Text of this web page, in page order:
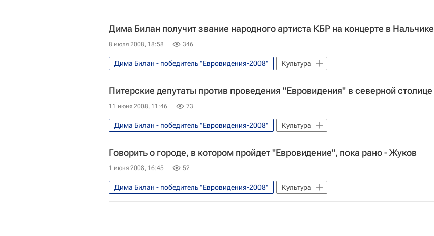
Дима Билан получит звание народного артиста КБР на концерте в Нальчике
8 июля 2008, 18:58 346
Дима Билан - победитель "Евровидения-2008" Культура
Питерские депутаты против проведения "Евровидения" в северной столице
11 июня 2008, 11:46 73
Дима Билан - победитель "Евровидения-2008" Культура
Говорить о городе, в котором пройдет "Евровидение", пока рано - Жуков
1 июня 2008, 16:45 52
Дима Билан - победитель "Евровидения-2008" Культура